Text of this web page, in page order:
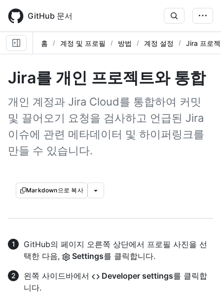
main
content
GitHub 문서
홈 계정 및 프로필 방법 계정 설정 Jira 프로
Jira를 개인 프로젝트와 통합
개인 계정과 Jira Cloud를 통합하여 커밋
및 끌어오기 요청을 검사하고 언급된 Jira
이슈에 관련 메타데이터 및 하이퍼링크를
만들 수 있습니다.
Markdown으로 복사
GitHub의 페이지 오른쪽 상단에서 프로필 사진을 선
택한 다음,
Settings를 클릭합니다.
왼쪽 사이드바에서
Developer settings를 클릭합
니다.